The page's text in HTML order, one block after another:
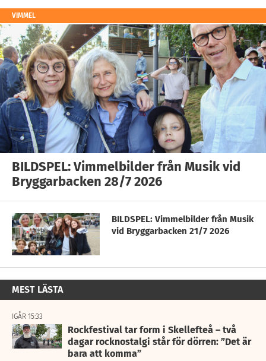
VIMMEL
BILDSPEL: Vimmelbilder från Musik vid
Bryggarbacken 28/7 2026
BILDSPEL: Vimmelbilder från Musik
vid Bryggarbacken 21/7 2026
MEST LÄSTA
IGÅR 15:33
Rockfestival tar form i Skellefteå – två
dagar rocknostalgi står för dörren: ”Det är
bara att komma”